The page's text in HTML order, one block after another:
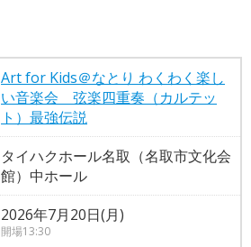
Art for Kids＠なとり わくわく楽し
い音楽会 弦楽四重奏（カルテッ
ト）最強伝説
タイハクホール名取（名取市文化会
館）中ホール
2026年7月20日(月)
開場13:30